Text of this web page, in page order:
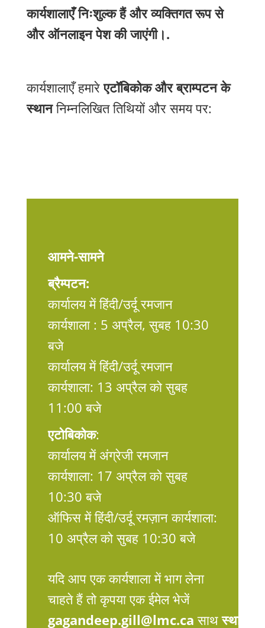
कार्यशालाएँ निःशुल्क हैं और व्यक्तिगत रूप से
और ऑनलाइन पेश की जाएंगी।.
कार्यशालाएँ हमारेएटॉबिकोक और ब्राम्पटन के
स्थाननिम्नलिखित तिथियों और समय पर:
आमने-सामने
ब्रैम्पटन:
कार्यालय में हिंदी/उर्दू रमजान
कार्यशाला : 5 अप्रैल, सुबह 10:30
बजे
कार्यालय में हिंदी/उर्दू रमजान
कार्यशाला: 13 अप्रैल को सुबह
11:00 बजे
एटोबिकोक:
कार्यालय में अंग्रेजी रमजान
कार्यशाला: 17 अप्रैल को सुबह
10:30 बजे
ऑफिस में हिंदी/उर्दू रमज़ान कार्यशाला:
10 अप्रैल को सुबह 10:30 बजे
यदि आप एक कार्यशाला में भाग लेना
चाहते हैं तो कृपया एक ईमेल भेजें
gagandeep.gill@lmc.ca साथस्थान